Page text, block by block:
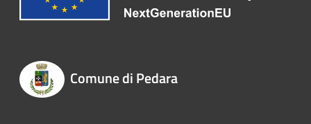
Comune di Pedara